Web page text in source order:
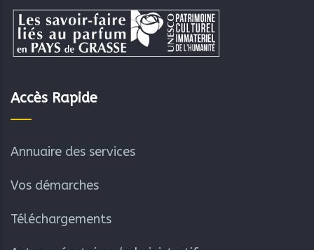
Accès Rapide
Annuaire des services
Vos démarches
Téléchargements